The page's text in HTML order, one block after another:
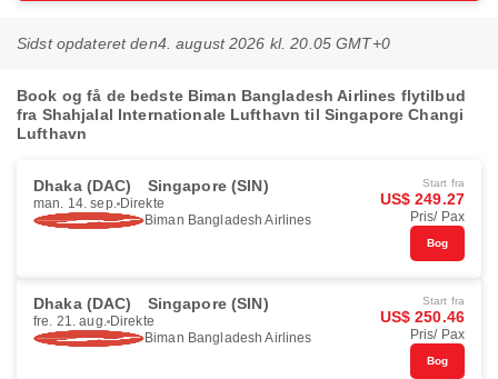
Sidst opdateret den4. august 2026 kl. 20.05 GMT+0
Book og få de bedste Biman Bangladesh Airlines flytilbud
fra Shahjalal Internationale Lufthavn til Singapore Changi
Lufthavn
Dhaka (DAC) Singapore (SIN)
man. 14. sep. Direkte
Biman Bangladesh Airlines
Start fra
US$ 249.27
Pris/ Pax
Bog
Dhaka (DAC) Singapore (SIN)
fre. 21. aug. Direkte
Biman Bangladesh Airlines
Start fra
US$ 250.46
Pris/ Pax
Bog